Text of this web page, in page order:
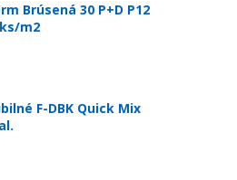
Brúsená 30 P+D P12
m2
F-DBK Quick Mix